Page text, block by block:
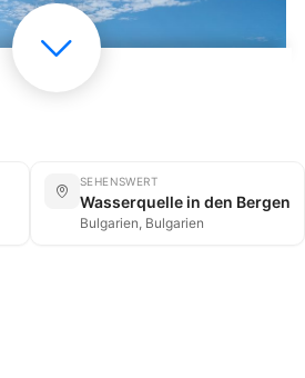
SEHENSWERT
Wasserquelle in den Bergen
Bulgarien, Bulgarien